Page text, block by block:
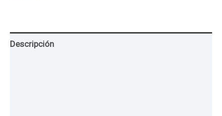
Descripción